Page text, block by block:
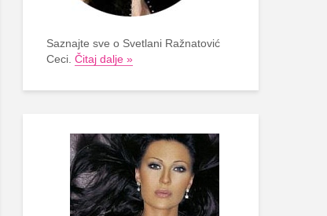
Saznajte sve o Svetlani Ražnatović
Ceci. Čitaj dalje »